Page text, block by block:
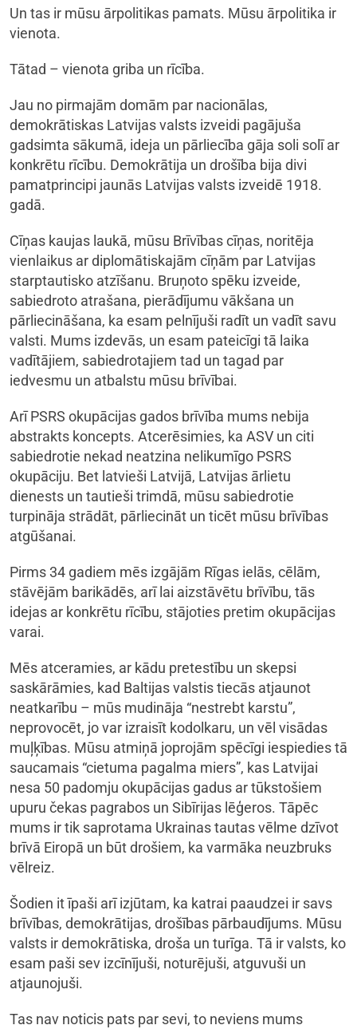
Un tas ir mūsu ārpolitikas pamats. Mūsu ārpolitika ir
vienota.
Tātad – vienota griba un rīcība.
Jau no pirmajām domām par nacionālas,
demokrātiskas Latvijas valsts izveidi pagājuša
gadsimta sākumā, ideja un pārliecība gāja soli solī ar
konkrētu rīcību. Demokrātija un drošība bija divi
pamatprincipi jaunās Latvijas valsts izveidē 1918.
gadā.
Cīņas kaujas laukā, mūsu Brīvības cīņas, noritēja
vienlaikus ar diplomātiskajām cīņām par Latvijas
starptautisko atzīšanu. Bruņoto spēku izveide,
sabiedroto atrašana, pierādījumu vākšana un
pārliecināšana, ka esam pelnījuši radīt un vadīt savu
valsti. Mums izdevās, un esam pateicīgi tā laika
vadītājiem, sabiedrotajiem tad un tagad par
iedvesmu un atbalstu mūsu brīvībai.
Arī PSRS okupācijas gados brīvība mums nebija
abstrakts koncepts. Atcerēsimies, ka ASV un citi
sabiedrotie nekad neatzina nelikumīgo PSRS
okupāciju. Bet latvieši Latvijā, Latvijas ārlietu
dienests un tautieši trimdā, mūsu sabiedrotie
turpināja strādāt, pārliecināt un ticēt mūsu brīvības
atgūšanai.
Pirms 34 gadiem mēs izgājām Rīgas ielās, cēlām,
stāvējām barikādēs, arī lai aizstāvētu brīvību, tās
idejas ar konkrētu rīcību, stājoties pretim okupācijas
varai.
Mēs atceramies, ar kādu pretestību un skepsi
saskārāmies, kad Baltijas valstis tiecās atjaunot
neatkarību – mūs mudināja “nestrebt karstu”,
neprovocēt, jo var izraisīt kodolkaru, un vēl visādas
muļķības. Mūsu atmiņā joprojām spēcīgi iespiedies tā
saucamais “cietuma pagalma miers”, kas Latvijai
nesa 50 padomju okupācijas gadus ar tūkstošiem
upuru čekas pagrabos un Sibīrijas lēģeros. Tāpēc
mums ir tik saprotama Ukrainas tautas vēlme dzīvot
brīvā Eiropā un būt drošiem, ka varmāka neuzbruks
vēlreiz.
Šodien it īpaši arī izjūtam, ka katrai paaudzei ir savs
brīvības, demokrātijas, drošības pārbaudījums. Mūsu
valsts ir demokrātiska, droša un turīga. Tā ir valsts, ko
esam paši sev izcīnījuši, noturējuši, atguvuši un
atjaunojuši.
Tas nav noticis pats par sevi, to neviens mums